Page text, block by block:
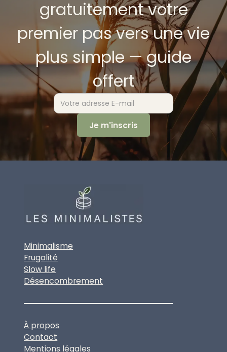
gratuitement votre
premier pas vers une vie
plus simple — guide
offert
Minimalisme
Frugalité
Slow life
Désencombrement
À propos
Contact
Mentions légales